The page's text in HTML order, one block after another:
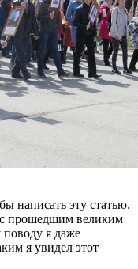
написать эту статью.
с прошедшим великим
я даже
я увидел этот